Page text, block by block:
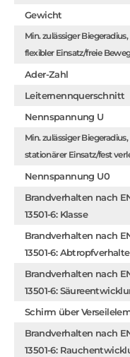
Gewicht
Min. zulässiger Biegeradius,
flexibler Einsatz/freie
Ader-Zahl
Leiternennquerschnitt
Nennspannung U
Min. zulässiger Biegeradius,
stationärer Einsatz/fest
Nennspannung U0
Brandverhalten nach
13501-6: Klasse
Brandverhalten nach
13501-6:
Brandverhalten nach
13501-6:
Schirm über
Brandverhalten nach
13501-6: